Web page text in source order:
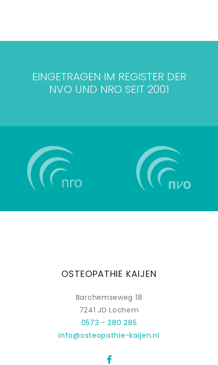
EINGETRAGEN IM REGISTER DER
NVO UND NRO SEIT 2001
OSTEOPATHIE KAIJEN
Barchemseweg 18
7241 JD Lochem
0573 - 280 285
info@osteopathie-kaijen.nl